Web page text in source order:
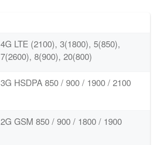
4G LTE (2100), 3(1800), 5(850),
7(2600), 8(900), 20(800)
3G HSDPA 850 / 900 / 1900 / 2100
2G GSM 850 / 900 / 1800 / 1900